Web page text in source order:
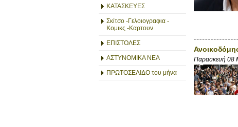
ΚΑΤΑΣΚΕΥΕΣ
Σκίτσο -Γελοιογραφια -
Κομικς -Καρτουν
ΕΠΙΣΤΟΛΕΣ
ΑΣΤΥΝΟΜΙΚΑ ΝΕΑ
ΠΡΩΤΟΣΕΛΙΔΟ του μήνα
Παρασκευή 08